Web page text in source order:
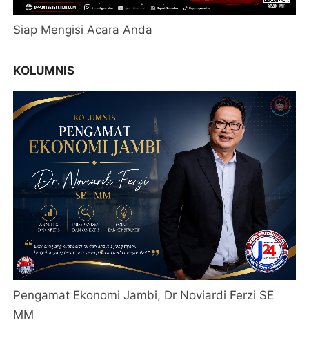
Siap Mengisi Acara Anda
KOLUMNIS
Pengamat Ekonomi Jambi, Dr Noviardi Ferzi SE
MM